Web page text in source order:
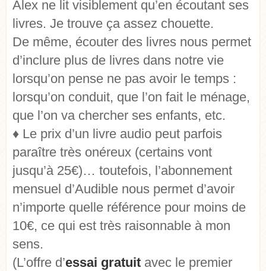
Alex ne lit visiblement qu’en écoutant ses
livres. Je trouve ça assez chouette.
De même, écouter des livres nous permet
d’inclure plus de livres dans notre vie
lorsqu’on pense ne pas avoir le temps :
lorsqu’on conduit, que l’on fait le ménage,
que l’on va chercher ses enfants, etc.
♦ Le prix d’un livre audio peut parfois
paraître très onéreux (certains vont
jusqu’à 25€)… toutefois, l’abonnement
mensuel d’Audible nous permet d’avoir
n’importe quelle référence pour moins de
10€, ce qui est très raisonnable à mon
sens.
(L’offre d’essai gratuit avec le premier